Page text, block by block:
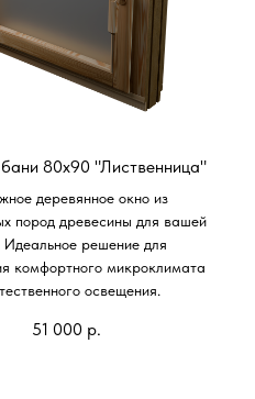
80х90 "Лиственница"
деревянное окно из
пород древесины для вашей
Идеальное решение для
комфортного микроклимата
освещения.
51 000 р.